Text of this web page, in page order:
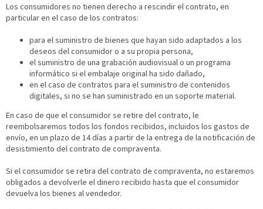
Los consumidores no tienen derecho a rescindir el contrato, en
particular en el caso de los contratos:
para el suministro de bienes que hayan sido adaptados a los
deseos del consumidor o a su propia persona,
el suministro de una grabación audiovisual o un programa
informático si el embalaje original ha sido dañado,
en el caso de contratos para el suministro de contenidos
digitales, si no se han suministrado en un soporte material.
En caso de que el consumidor se retire del contrato, le
reembolsaremos todos los fondos recibidos, incluidos los gastos de
envío, en un plazo de 14 días a partir de la entrega de la notificación de
desistimiento del contrato de compraventa.
Si el consumidor se retira del contrato de compraventa, no estaremos
obligados a devolverle el dinero recibido hasta que el consumidor
devuelva los bienes al vendedor.